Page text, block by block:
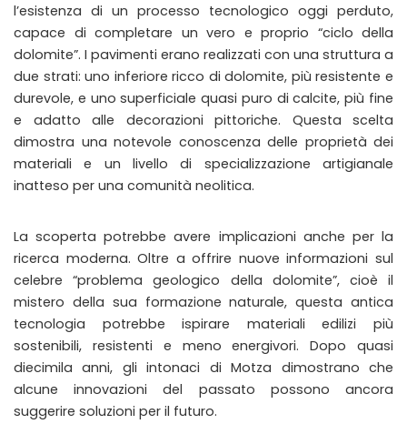
l’esistenza di un processo tecnologico oggi perduto,
capace di completare un vero e proprio “ciclo della
dolomite”. I pavimenti erano realizzati con una struttura a
due strati: uno inferiore ricco di dolomite, più resistente e
durevole, e uno superficiale quasi puro di calcite, più fine
e adatto alle decorazioni pittoriche. Questa scelta
dimostra una notevole conoscenza delle proprietà dei
materiali e un livello di specializzazione artigianale
inatteso per una comunità neolitica.
La scoperta potrebbe avere implicazioni anche per la
ricerca moderna. Oltre a offrire nuove informazioni sul
celebre “problema geologico della dolomite”, cioè il
mistero della sua formazione naturale, questa antica
tecnologia potrebbe ispirare materiali edilizi più
sostenibili, resistenti e meno energivori. Dopo quasi
diecimila anni, gli intonaci di Motza dimostrano che
alcune innovazioni del passato possono ancora
suggerire soluzioni per il futuro.